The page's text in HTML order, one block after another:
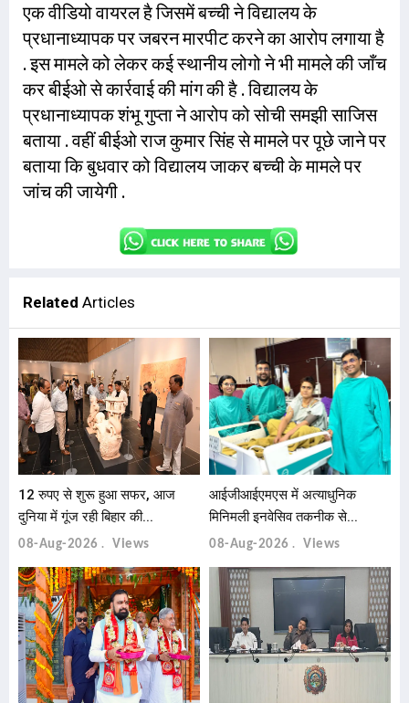
एक वीडियो वायरल है जिसमें बच्ची ने विद्यालय के
प्रधानाध्यापक पर जबरन मारपीट करने का आरोप लगाया है
. इस मामले को लेकर कई स्थानीय लोगो ने भी मामले की जाँच
कर बीईओ से कार्रवाई की मांग की है . विद्यालय के
प्रधानाध्यापक शंभू गुप्ता ने आरोप को सोची समझी साजिस
बताया . वहीं बीईओ राज कुमार सिंह से मामले पर पूछे जाने पर
बताया कि बुधवार को विद्यालय जाकर बच्ची के मामले पर
जांच की जायेगी .
Related Articles
12 रुपए से शुरू हुआ सफर, आज
दुनिया में गूंज रही बिहार की...
08-Aug-2026 Views
आईजीआईएमएस में अत्याधुनिक
मिनिमली इनवेसिव तकनीक से...
08-Aug-2026 Views